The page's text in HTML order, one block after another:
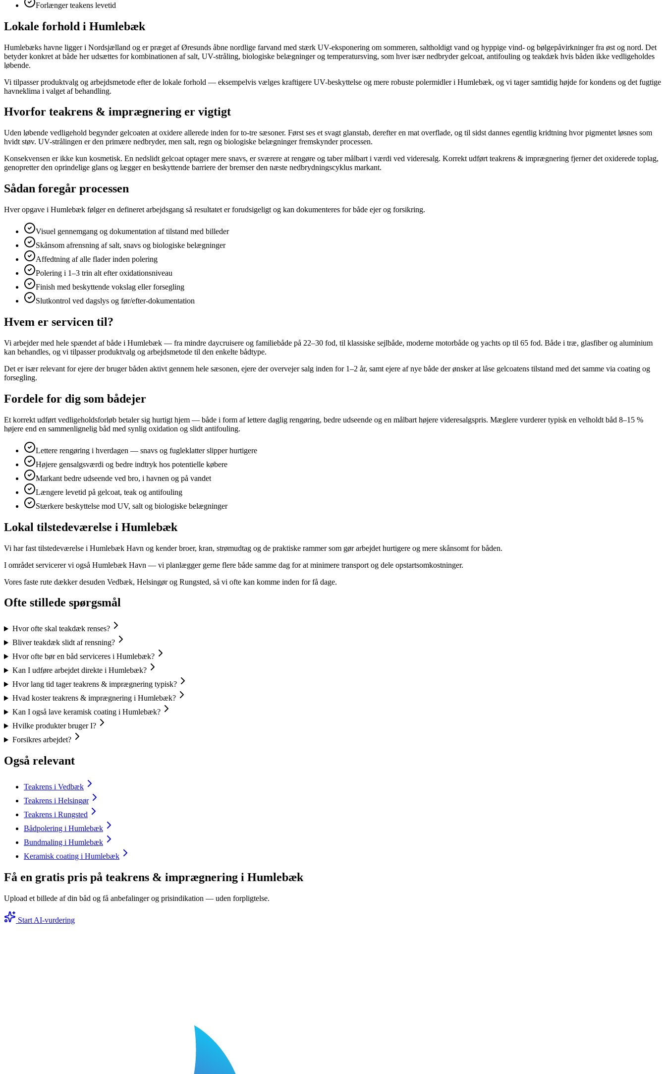
Forlænger teakens levetid
Lokale forhold i Humlebæk
Humlebæks havne ligger i Nordsjælland og er præget af Øresunds åbne nordlige farvand med stærk UV-eksponering om sommeren, saltholdigt vand og hyppige vind- og bølgepåvirkninger fra øst og nord. Det
betyder konkret at både her udsættes for kombinationen af salt, UV-stråling, biologiske belægninger og temperatursving, som hver især nedbryder gelcoat, antifouling og teakdæk hvis båden ikke vedligeholdes
løbende.
Vi tilpasser produktvalg og arbejdsmetode efter de lokale forhold — eksempelvis vælges kraftigere UV-beskyttelse og mere robuste polermidler i Humlebæk, og vi tager samtidig højde for kondens og det fugtige
havneklima i valget af behandling.
Hvorfor teakrens & imprægnering er vigtigt
Uden løbende vedligehold begynder gelcoaten at oxidere allerede inden for to-tre sæsoner. Først ses et svagt glanstab, derefter en mat overflade, og til sidst dannes egentlig kridtning hvor pigmentet løsnes som
hvidt støv. UV-strålingen er den primære nedbryder, men salt, regn og biologiske belægninger fremskynder processen.
Konsekvensen er ikke kun kosmetisk. En nedslidt gelcoat optager mere snavs, er sværere at rengøre og taber målbart i værdi ved videresalg. Korrekt udført teakrens & imprægnering fjerner det oxiderede toplag,
genopretter den oprindelige glans og lægger en beskyttende barriere der bremser den næste nedbrydningscyklus markant.
Sådan foregår processen
Hver opgave i Humlebæk følger en defineret arbejdsgang så resultatet er forudsigeligt og kan dokumenteres for både ejer og forsikring.
Visuel gennemgang og dokumentation af tilstand med billeder
Skånsom afrensning af salt, snavs og biologiske belægninger
Affedtning af alle flader inden polering
Polering i 1–3 trin alt efter oxidationsniveau
Finish med beskyttende vokslag eller forsegling
Slutkontrol ved dagslys og før/efter-dokumentation
Hvem er servicen til?
Vi arbejder med hele spændet af både i Humlebæk — fra mindre daycruisere og familiebåde på 22–30 fod, til klassiske sejlbåde, moderne motorbåde og yachts op til 65 fod. Både i træ, glasfiber og aluminium
kan behandles, og vi tilpasser produktvalg og arbejdsmetode til den enkelte bådtype.
Det er især relevant for ejere der bruger båden aktivt gennem hele sæsonen, ejere der overvejer salg inden for 1–2 år, samt ejere af nye både der ønsker at låse gelcoatens tilstand med det samme via coating og
forsegling.
Fordele for dig som bådejer
Et korrekt udført vedligeholdsforløb betaler sig hurtigt hjem — både i form af lettere daglig rengøring, bedre udseende og en målbart højere videresalgspris. Mæglere vurderer typisk en velholdt båd 8–15 %
højere end en sammenlignelig båd med synlig oxidation og slidt antifouling.
Lettere rengøring i hverdagen — snavs og fugleklatter slipper hurtigere
Højere gensalgsværdi og bedre indtryk hos potentielle købere
Markant bedre udseende ved bro, i havnen og på vandet
Længere levetid på gelcoat, teak og antifouling
Stærkere beskyttelse mod UV, salt og biologiske belægninger
Lokal tilstedeværelse i Humlebæk
Vi har fast tilstedeværelse i Humlebæk Havn og kender broer, kran, strømudtag og de praktiske rammer som gør arbejdet hurtigere og mere skånsomt for båden.
I området servicerer vi også Humlebæk Havn — vi planlægger gerne flere både samme dag for at minimere transport og dele opstartsomkostninger.
Vores faste rute dækker desuden Vedbæk, Helsingør og Rungsted, så vi ofte kan komme inden for få dage.
Ofte stillede spørgsmål
Hvor ofte skal teakdæk renses?
Bliver teakdæk slidt af rensning?
Hvor ofte bør en båd serviceres i Humlebæk?
Kan I udføre arbejdet direkte i Humlebæk?
Hvor lang tid tager teakrens & imprægnering typisk?
Hvad koster teakrens & imprægnering i Humlebæk?
Kan I også lave keramisk coating i Humlebæk?
Hvilke produkter bruger I?
Forsikres arbejdet?
Også relevant
Teakrens i Vedbæk
Teakrens i Helsingør
Teakrens i Rungsted
Bådpolering i Humlebæk
Bundmaling i Humlebæk
Keramisk coating i Humlebæk
Få en gratis pris på teakrens & imprægnering i Humlebæk
Upload et billede af din båd og få anbefalinger og prisindikation — uden forpligtelse.
Start AI-vurdering